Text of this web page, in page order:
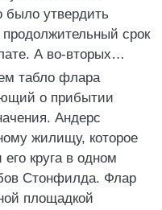
было утвердить
срок
А во-вторых…
табло флара
о прибытии
Андерс
жилищу, которое
круга в одном
Стонфилда. Флар
площадкой